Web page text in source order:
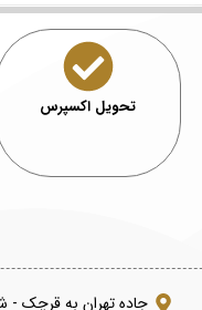
تحویل اکسپرس
جاده تهران به قرچک -